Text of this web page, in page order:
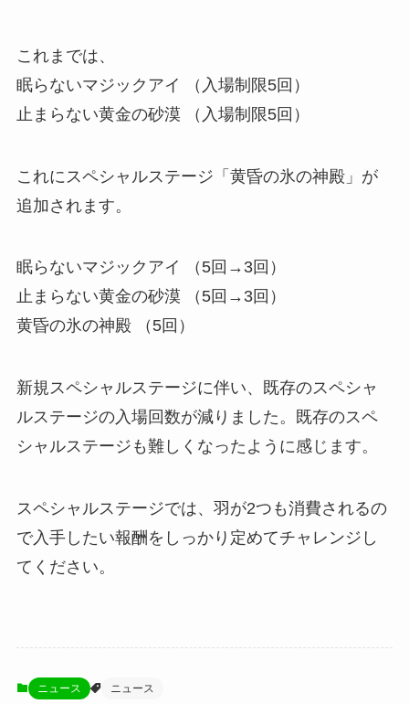
これまでは、
眠らないマジックアイ （入場制限5回）
止まらない黄金の砂漠 （入場制限5回）
これにスペシャルステージ「黄昏の氷の神殿」が
追加されます。
眠らないマジックアイ （5回→3回）
止まらない黄金の砂漠 （5回→3回）
黄昏の氷の神殿 （5回）
新規スペシャルステージに伴い、既存のスペシャ
ルステージの入場回数が減りました。既存のスペ
シャルステージも難しくなったように感じます。
スペシャルステージでは、羽が2つも消費されるの
で入手したい報酬をしっかり定めてチャレンジし
てください。
ニュース ニュース